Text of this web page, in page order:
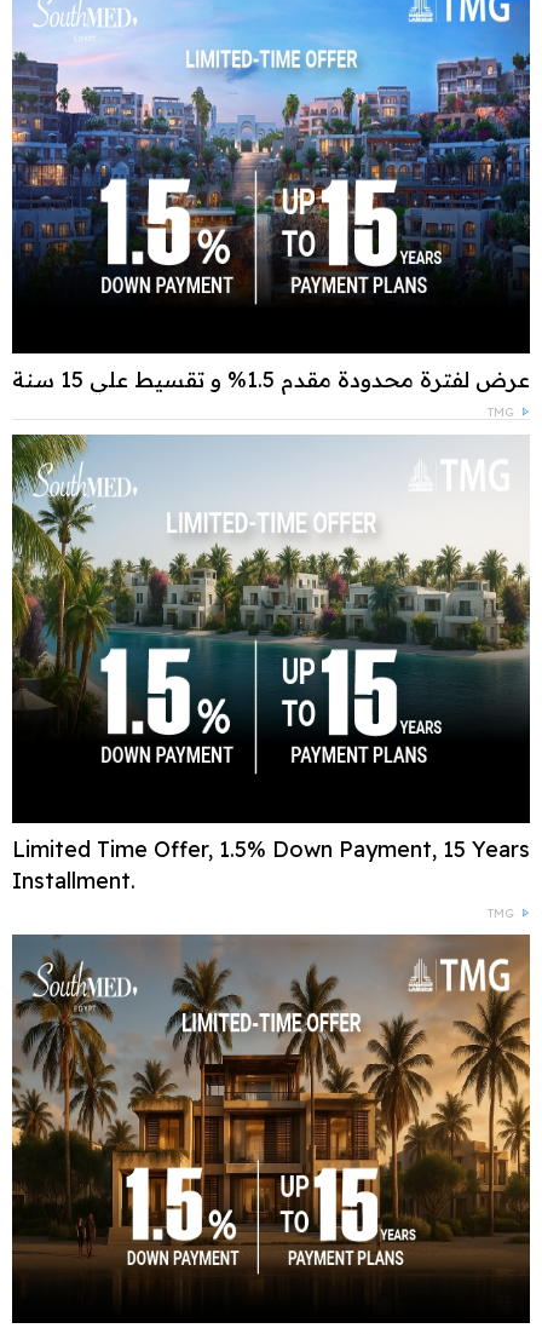
عرض لفترة محدودة مقدم 1.5% و تقسيط علي 15 سنة
TMG
Limited Time Offer, 1.5% Down Payment, 15 Years
Installment.
TMG